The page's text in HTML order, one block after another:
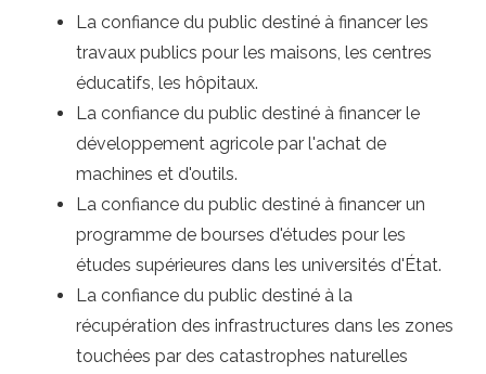
La confiance du public destiné à financer les
travaux publics pour les maisons, les centres
éducatifs, les hôpitaux.
La confiance du public destiné à financer le
développement agricole par l'achat de
machines et d'outils.
La confiance du public destiné à financer un
programme de bourses d'études pour les
études supérieures dans les universités d'État.
La confiance du public destiné à la
récupération des infrastructures dans les zones
touchées par des catastrophes naturelles